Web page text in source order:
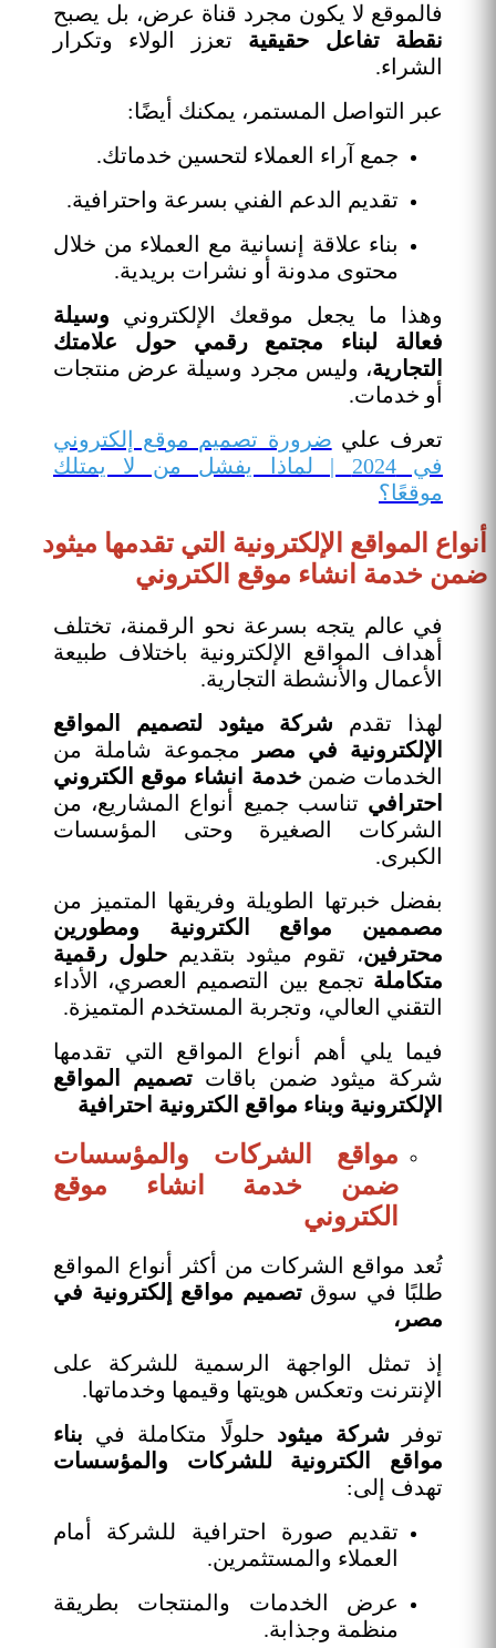
فالموقع لا يكون مجرد قناة عرض، بل يصبح
نقطة تفاعل حقيقية تعزز الولاء وتكرار
الشراء.
عبر التواصل المستمر، يمكنك أيضًا:
جمع آراء العملاء لتحسين خدماتك.
تقديم الدعم الفني بسرعة واحترافية.
بناء علاقة إنسانية مع العملاء من خلال
محتوى مدونة أو نشرات بريدية.
وهذا ما يجعل موقعك الإلكتروني وسيلة
فعالة لبناء مجتمع رقمي حول علامتك
التجارية، وليس مجرد وسيلة عرض منتجات
أو خدمات.
تعرف علي ضرورة تصميم موقع إلكتروني
في 2024 | لماذا يفشل من لا يمتلك
موقعًا؟
أنواع المواقع الإلكترونية التي تقدمها ميثود
ضمن خدمة انشاء موقع الكتروني
في عالم يتجه بسرعة نحو الرقمنة، تختلف
أهداف المواقع الإلكترونية باختلاف طبيعة
الأعمال والأنشطة التجارية.
لهذا تقدم شركة ميثود لتصميم المواقع
الإلكترونية في مصر
مجموعة شاملة من
الخدمات ضمنخدمة انشاء موقع الكتروني
احترافي تناسب جميع أنواع المشاريع، من
الشركات الصغيرة وحتى المؤسسات
الكبرى.
بفضل خبرتها الطويلة وفريقها المتميز من
مصممين مواقع الكترونية ومطورين
محترفين، تقوم ميثود بتقديم حلول رقمية
متكاملة تجمع بين التصميم العصري، الأداء
التقني العالي، وتجربة المستخدم المتميزة.
فيما يلي أهم أنواع المواقع التي تقدمها
شركة ميثود ضمن باقات تصميم المواقع
الإلكترونية وبناء مواقع الكترونية احترافية
مواقع الشركات والمؤسسات
ضمن خدمة انشاء موقع
الكتروني
تُعد مواقع الشركات من أكثر أنواع المواقع
طلبًا في سوق تصميم مواقع إلكترونية في
مصر،
إذ تمثل الواجهة الرسمية للشركة على
الإنترنت وتعكس هويتها وقيمها وخدماتها.
توفر شركة ميثود حلولًا متكاملة في بناء
مواقع الكترونية للشركات والمؤسسات
تهدف إلى:
تقديم صورة احترافية للشركة أمام
العملاء والمستثمرين.
عرض الخدمات والمنتجات بطريقة
منظمة وجذابة.